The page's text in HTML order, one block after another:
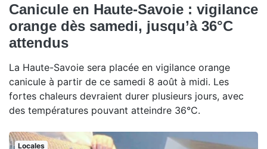
Canicule en Haute-Savoie : vigilance
orange dès samedi, jusqu’à 36°C
attendus
La Haute-Savoie sera placée en vigilance orange
canicule à partir de ce samedi 8 août à midi. Les
fortes chaleurs devraient durer plusieurs jours, avec
des températures pouvant atteindre 36°C.
Locales